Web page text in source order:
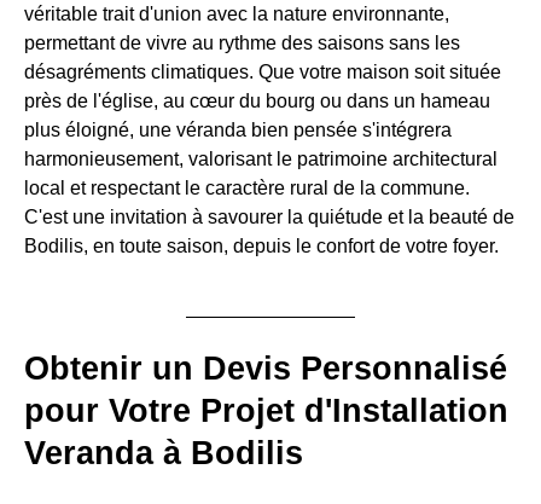
véritable trait d'union avec la nature environnante,
permettant de vivre au rythme des saisons sans les
désagréments climatiques. Que votre maison soit située
près de l'église, au cœur du bourg ou dans un hameau
plus éloigné, une véranda bien pensée s'intégrera
harmonieusement, valorisant le patrimoine architectural
local et respectant le caractère rural de la commune.
C'est une invitation à savourer la quiétude et la beauté de
Bodilis, en toute saison, depuis le confort de votre foyer.
Obtenir un Devis Personnalisé
pour Votre Projet d'Installation
Veranda à Bodilis